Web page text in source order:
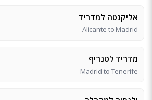
אליקנטה למדריד
Alicante to Madrid
מדריד לטנריף
Madrid to Tenerife